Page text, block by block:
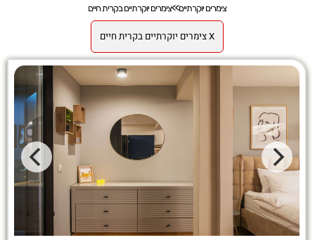
צימרים יוקרתיים>>צימרים יוקרתיים בקרית חיים
X צימרים יוקרתיים בקרית חיים